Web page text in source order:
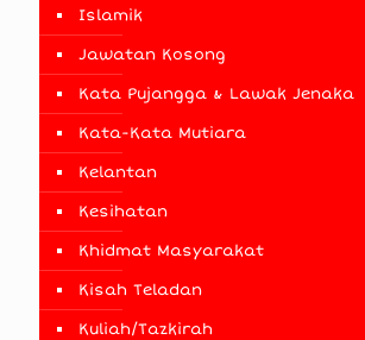
Islamik
Jawatan Kosong
Kata Pujangga & Lawak Jenaka
Kata-Kata Mutiara
Kelantan
Kesihatan
Khidmat Masyarakat
Kisah Teladan
Kuliah/Tazkirah